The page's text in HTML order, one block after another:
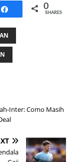
Share 0
SHARES
Inter: Como Masih